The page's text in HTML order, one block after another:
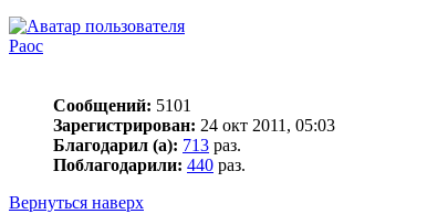
Раос
Сообщений: 5101
Зарегистрирован: 24 окт 2011, 05:03
Благодарил (а): 713 раз.
Поблагодарили: 440 раз.
Вернуться наверх